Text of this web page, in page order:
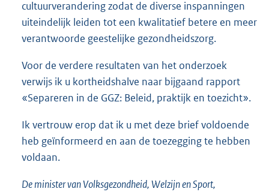
cultuurverandering zodat de diverse inspanningen
uiteindelijk leiden tot een kwalitatief betere en meer
verantwoorde geestelijke gezondheidszorg.
Voor de verdere resultaten van het onderzoek
verwijs ik u kortheidshalve naar bijgaand rapport
«Separeren in de GGZ: Beleid, praktijk en toezicht».
Ik vertrouw erop dat ik u met deze brief voldoende
heb geïnformeerd en aan de toezegging te hebben
voldaan.
De minister van Volksgezondheid, Welzijn en Sport,